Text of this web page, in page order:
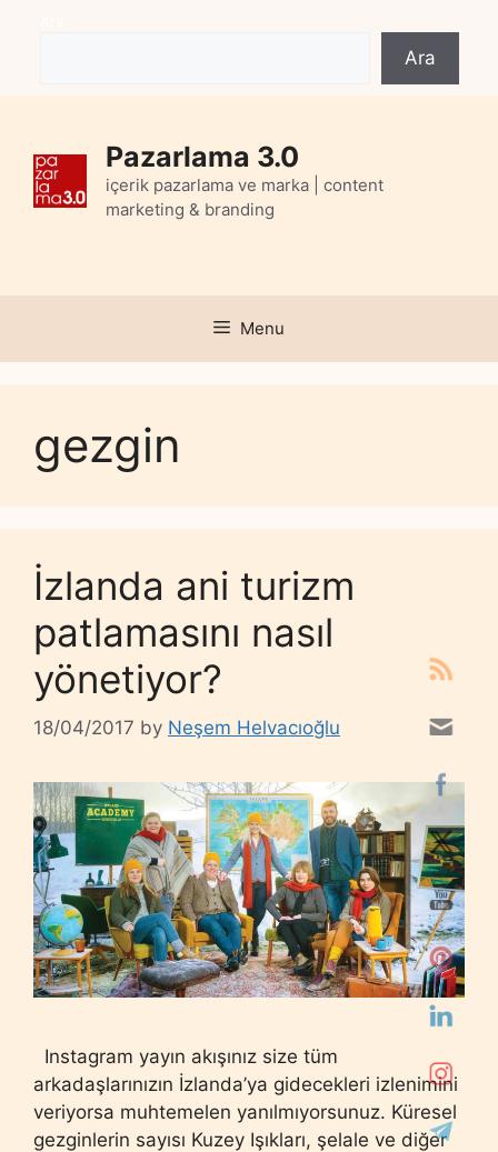
Ara
Pazarlama 3.0
içerik pazarlama ve marka | content
marketing & branding
Menu
gezgin
İzlanda ani turizm
patlamasını nasıl
yönetiyor?
18/04/2017 by Neşem Helvacıoğlu
Instagram yayın akışınız size tüm
arkadaşlarınızın İzlanda’ya gidecekleri izlenimini
veriyorsa muhtemelen yanılmıyorsunuz. Küresel
gezginlerin sayısı Kuzey Işıkları, şelale ve diğer